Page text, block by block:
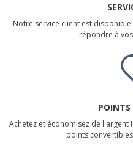
Notre service client est
répondre à
POINTS
Achetez et économisez de l'argent
points